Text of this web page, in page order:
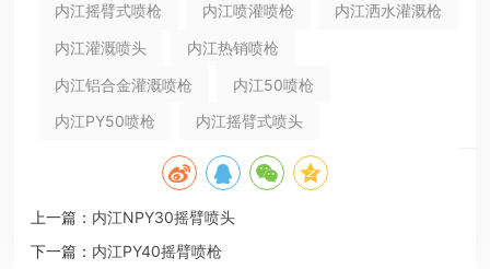
内江摇臂式喷枪
内江喷灌喷枪
内江洒水灌溉枪
内江灌溉喷头
内江热销喷枪
内江铝合金灌溉喷枪
内江50喷枪
内江PY50喷枪
内江摇臂式喷头
上一篇： 内江NPY30摇臂喷头
下一篇： 内江PY40摇臂喷枪